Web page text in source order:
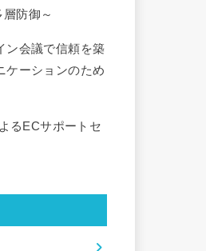
防御～
ン会議で信頼を築
ケーションのため
るECサポートセ